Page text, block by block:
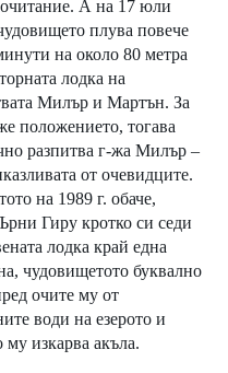
А на 17 юли
плува повече
на около 80 метра
лодка на
Милър и Мартън. За
положението, тогава
разпитва г-жа Милър –
от очевидците.
на 1989 г. обаче,
Гиру кротко си седи
лодка край една
чудовищетото буквално
очите му от
води на езерото и
му изкарва акъла.